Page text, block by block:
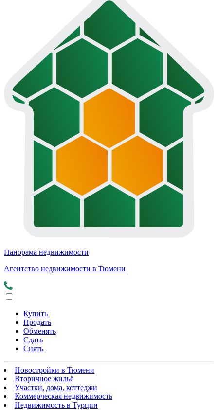
Панорама недвижимости
Агентство недвижимости в Тюмени
Купить
Продать
Обменять
Сдать
Снять
Новостройки в Тюмени
Вторичное жильё
Участки, дома, коттеджи
Коммерческая недвижимость
Недвижимость в Турции